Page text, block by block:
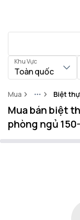
Khu Vực
Toàn quốc
Mua MoreBiệt
Mua bán biệt
phòng ngủ